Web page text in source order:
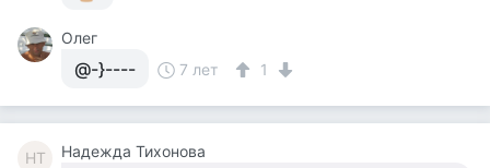
Олег
@-}---- 7 лет 1
НТ Надежда Тихонова